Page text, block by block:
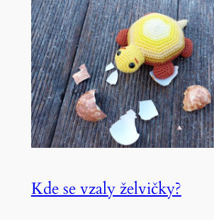
Kde se vzaly želvičky?